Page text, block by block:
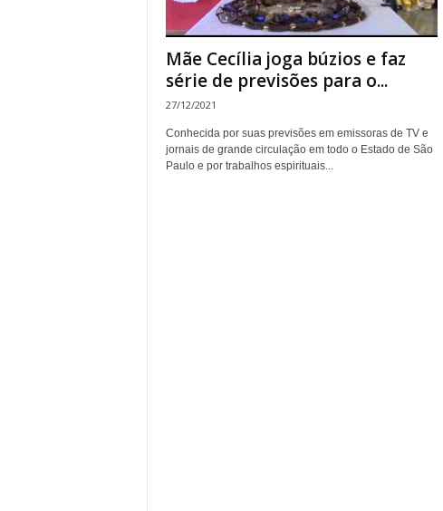
Mãe Cecília joga búzios e faz
série de previsões para o...
27/12/2021
Conhecida por suas previsões em emissoras de TV e
jornais de grande circulação em todo o Estado de São
Paulo e por trabalhos espirituais...